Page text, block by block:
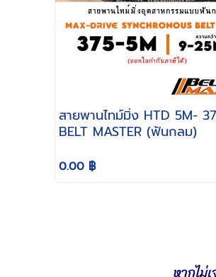
สายพานไทม์มิ่ง HTD 5M- 375
BELT MASTER (ฟันกลม)
0.00 ฿